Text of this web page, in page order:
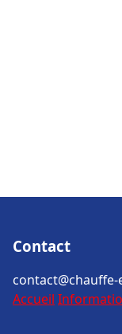
Contact
Accueil